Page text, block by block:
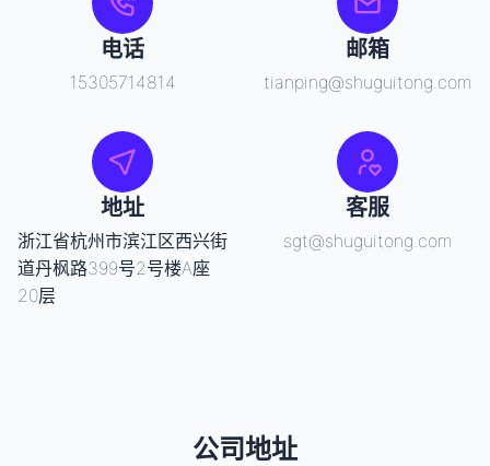
电话
15305714814
邮箱
tianping@shuguitong.com
地址
浙江省杭州市滨江区西兴街
道丹枫路399号2号楼A座
20层
客服
sgt@shuguitong.com
公司地址